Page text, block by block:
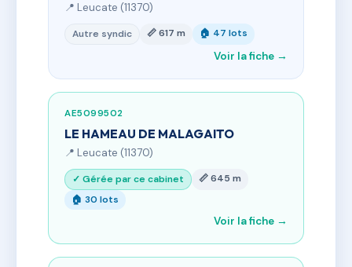
📍 Leucate (11370)
Autre syndic 📏 617 m 🏠 47 lots
Voir la fiche →
AE5099502
LE HAMEAU DE MALAGAITO
📍 Leucate (11370)
✓ Gérée par ce cabinet
📏 645 m
🏠 30 lots
Voir la fiche →